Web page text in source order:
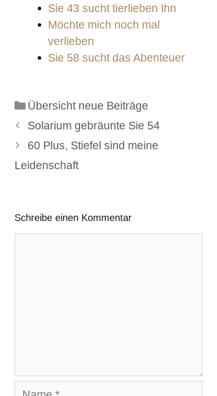
Sie 43 sucht tierlieben Ihn
Möchte mich noch mal
verlieben
Sie 58 sucht das Abenteuer
Kategorien
Übersicht neue Beiträge
Solarium gebräunte Sie 54
60 Plus, Stiefel sind meine
Leidenschaft
Schreibe einen Kommentar
Name